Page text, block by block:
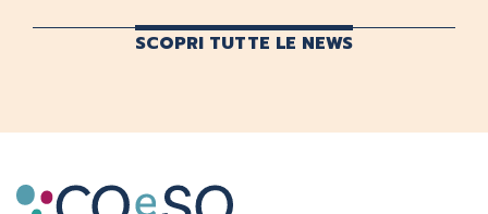
SCOPRI TUTTE LE NEWS